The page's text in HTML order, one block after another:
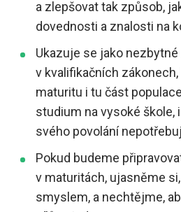
a zlepšovat tak způsob,
dovednosti a znalosti na
Ukazuje se jako
v kvalifikačních
maturitu i tu část
studium na vysoké škole,
svého povolání
Pokud budeme
v maturitách, ujasněme
smyslem, a nechtějme,